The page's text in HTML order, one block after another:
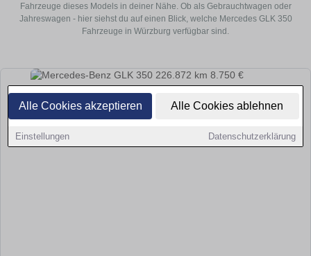
Alle Cookies akzeptieren Alle Cookies ablehnen
Einstellungen Datenschutzerklärung
Fahrzeuge dieses Models in deiner Nähe. Ob als Gebrauchtwagen oder
Jahreswagen - hier siehst du auf einen Blick, welche Mercedes GLK 350
Fahrzeuge in Würzburg verfügbar sind.